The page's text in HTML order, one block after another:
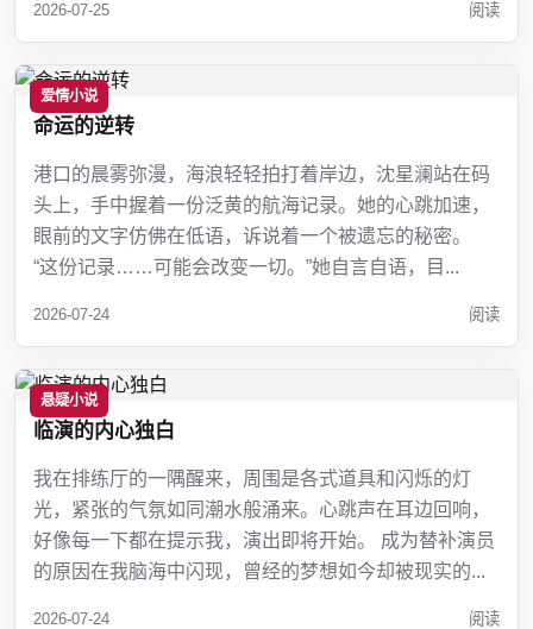
2026-07-25 阅读
爱情小说
命运的逆转
港口的晨雾弥漫，海浪轻轻拍打着岸边，沈星澜站在码
头上，手中握着一份泛黄的航海记录。她的心跳加速，
眼前的文字仿佛在低语，诉说着一个被遗忘的秘密。
“这份记录……可能会改变一切。”她自言自语，目...
2026-07-24 阅读
悬疑小说
临演的内心独白
我在排练厅的一隅醒来，周围是各式道具和闪烁的灯
光，紧张的气氛如同潮水般涌来。心跳声在耳边回响，
好像每一下都在提示我，演出即将开始。 成为替补演员
的原因在我脑海中闪现，曾经的梦想如今却被现实的...
2026-07-24 阅读